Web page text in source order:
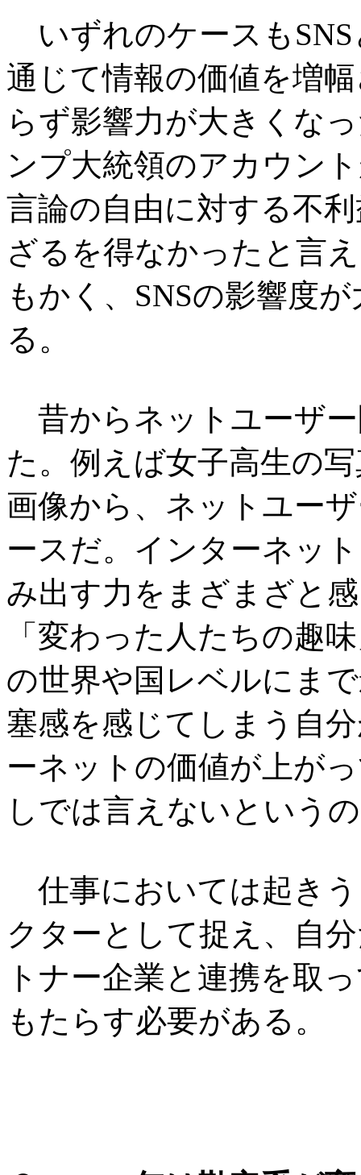
いずれのケースも
通じて情報の価値を増
らず影響力が大きくな
ンプ大統領のアカウン
言論の自由に対する不
ざるを得なかったと言
もかく、SNSの影響度
る。
昔からネットユーザ
た。例えば女子高生の
画像から、ネットユー
ースだ。インターネッ
み出す力をまざまざと
「変わった人たちの趣
の世界や国レベルにま
塞感を感じてしまう自
ーネットの価値が上が
しでは言えないという
仕事においては起き
クターとして捉え、自
トナー企業と連携を取
もたらす必要がある。